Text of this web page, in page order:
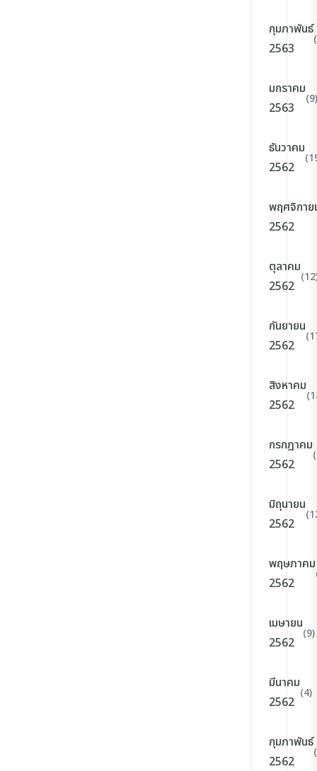
กุมภาพันธ์
2563
มกราคม
2563
(9)
ธันวาคม
2562
พฤศจิกาย
2562
ตุลาคม
2562
กันยายน
2562
สิงหาคม
2562
กรกฎาคม
2562
มิถุนายน
2562
พฤษภาคม
2562
เมษายน
2562
(9)
มีนาคม
2562
(4)
กุมภาพันธ์
2562